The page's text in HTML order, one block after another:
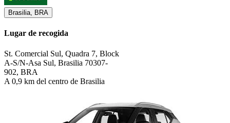
Brasilia, BRA
Lugar de recogida
St. Comercial Sul, Quadra 7, Block
A-S/N-Asa Sul, Brasilia 70307-
902, BRA
A 0,9 km del centro de Brasilia